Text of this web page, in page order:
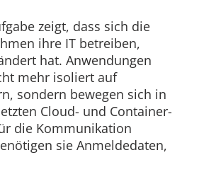
zeigt, dass sich die
ihre IT betreiben,
hat. Anwendungen
mehr isoliert auf
sondern bewegen sich in
Cloud- und Container-
die Kommunikation
sie Anmeldedaten,